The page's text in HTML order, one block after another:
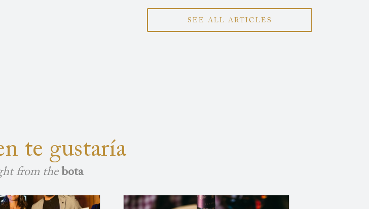
SEE ALL ARTICLES
te gustaría
from the bota